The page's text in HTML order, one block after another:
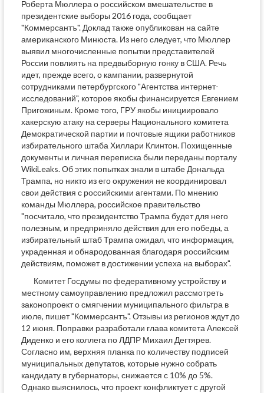
Роберта Мюллера о российском вмешательстве в
президентские выборы 2016 года, сообщает
"Коммерсантъ". Доклад также опубликован на сайте
американского Минюста. Из него следует, что Мюллер
выявил многочисленные попытки представителей
России повлиять на предвыборную гонку в США. Речь
идет, прежде всего, о кампании, развернутой
сотрудниками петербургского "Агентства интернет-
исследований", которое якобы финансируется Евгением
Пригожиным. Кроме того, ГРУ якобы инициировало
хакерскую атаку на серверы Национального комитета
Демократической партии и почтовые ящики работников
избирательного штаба Хиллари Клинтон. Похищенные
документы и личная переписка были переданы порталу
WikiLeaks. Об этих попытках знали в штабе Дональда
Трампа, но никто из его окружения не координировал
свои действия с российскими агентами. По мнению
команды Мюллера, российское правительство
"посчитало, что президентство Трампа будет для него
полезным, и предприняло действия для его победы, а
избирательный штаб Трампа ожидал, что информация,
украденная и обнародованная благодаря российским
действиям, поможет в достижении успеха на выборах".
Комитет Госдумы по федеративному устройству и
местному самоуправлению предложил рассмотреть
законопроект о смягчении муниципального фильтра в
июле, пишет "Коммерсантъ". Отзывы из регионов ждут до
12 июня. Поправки разработали глава комитета Алексей
Диденко и его коллега по ЛДПР Михаил Дегтярев.
Согласно им, верхняя планка по количеству подписей
муниципальных депутатов, которые нужно собрать
кандидату в губернаторы, снижается с 10% до 5%.
Однако выяснилось, что проект конфликтует с другой